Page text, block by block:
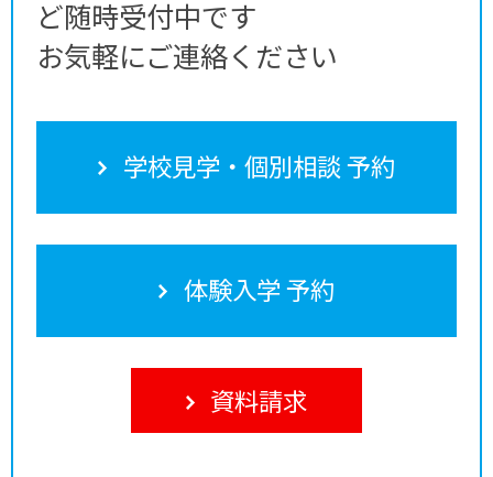
ど随時受付中です
お気軽にご連絡ください
学校見学・個別相談 予約
体験入学 予約
資料請求